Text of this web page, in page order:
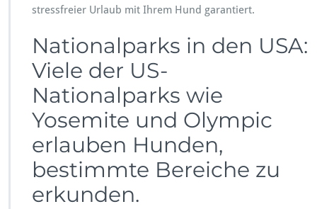
stressfreier Urlaub mit Ihrem Hund garantiert.
Nationalparks in den USA:
Viele der US-
Nationalparks wie
Yosemite und Olympic
erlauben Hunden,
bestimmte Bereiche zu
erkunden.